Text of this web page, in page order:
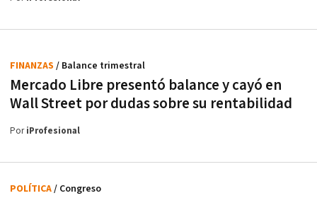
Mercado Libre presentó balance y cayó en
Wall Street por dudas sobre su rentabilidad
FINANZAS / Balance trimestral
PoriProfesional
POLÍTICA/ Congreso